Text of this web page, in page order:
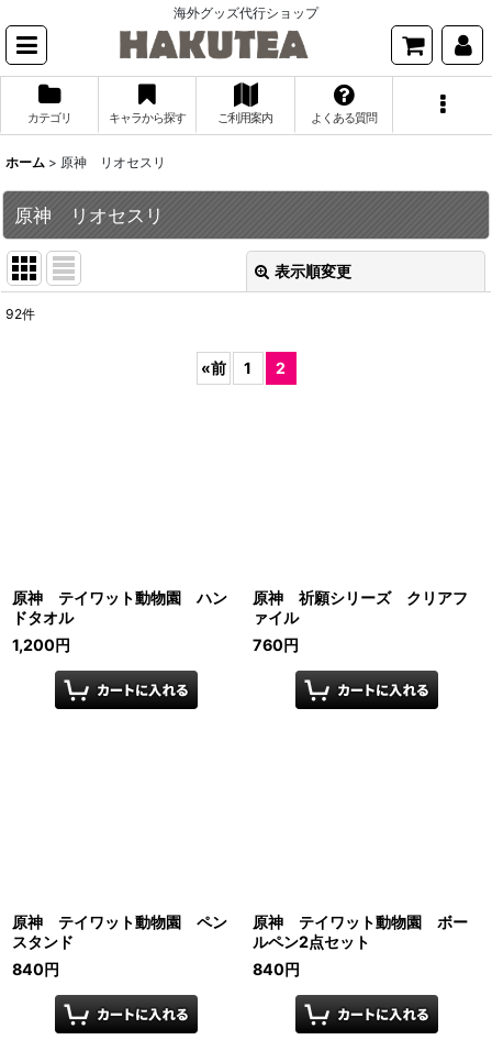
海外グッズ代行ショップ
カテゴリ キャラから探す ご利用案内 よくある質問
ホーム > 原神 リオセスリ
原神 リオセスリ
表示順変更
92件
«前 1 2
原神 テイワット動物園 ハン
ドタオル
1,200円
原神 祈願シリーズ クリアフ
ァイル
760円
原神 テイワット動物園 ペン
スタンド
840円
原神 テイワット動物園 ボー
ルペン2点セット
840円